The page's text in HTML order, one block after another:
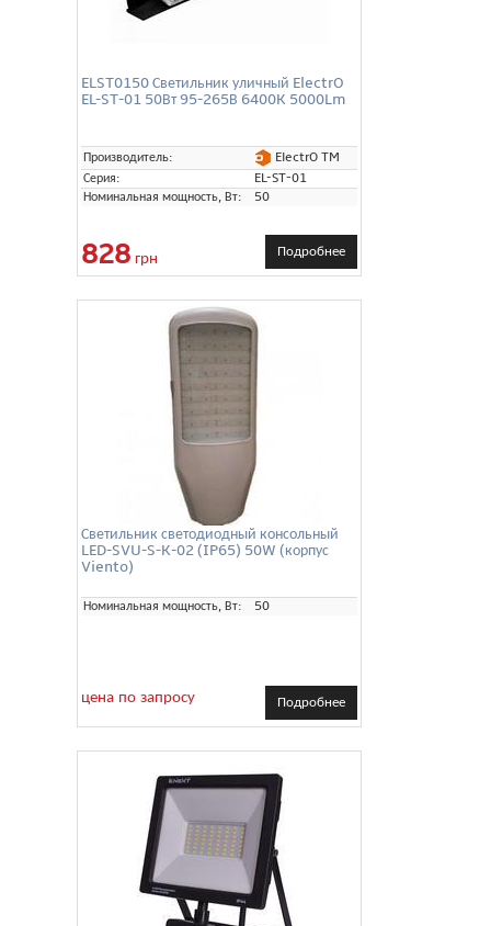
ELST0150 Светильник уличный ElectrO
EL-ST-01 50Вт 95-265В 6400K 5000Lm
Производитель:
ElectrO TM
Серия:
EL-ST-01
Номинальная мощность, Вт:
50
828 грн Подробнее
Светильник светодиодный консольный
LED-SVU-S-K-02 (IP65) 50W (корпус
Viento)
Номинальная мощность, Вт: 50
цена по запросу Подробнее